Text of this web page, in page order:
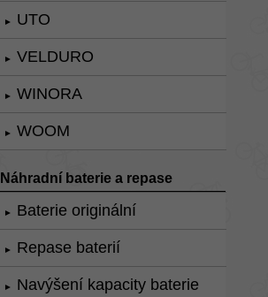
► UTO
► VELDURO
► WINORA
► WOOM
Náhradní baterie a repase
► Baterie originální
► Repase baterií
► Navýšení kapacity baterie